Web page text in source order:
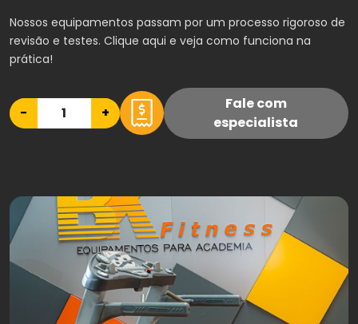
Nossos equipamentos passam por um processo rigoroso de
revisão e testes. Clique aqui e veja como funciona na
prática!
− +
Fale com
especialista